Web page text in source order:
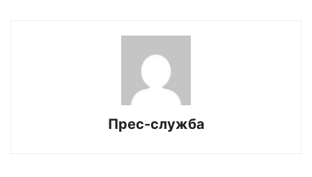
Прес-служба